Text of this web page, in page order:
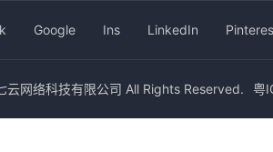
Google Ins LinkedIn
网络科技有限公司 All Rights Reserved. 粤